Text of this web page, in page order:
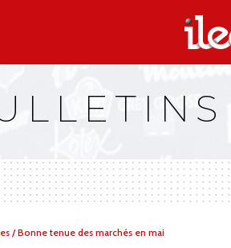
/ Bonne tenue des marchés en mai